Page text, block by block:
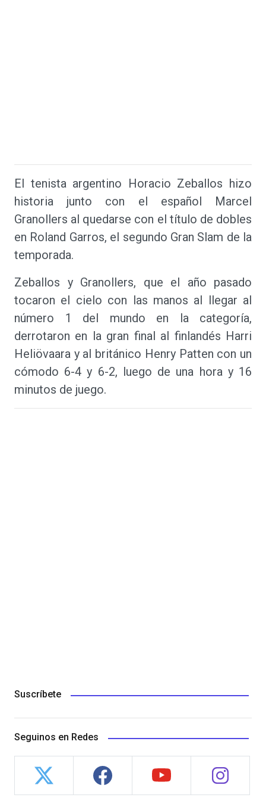
El tenista argentino Horacio Zeballos hizo
historia junto con el español Marcel
Granollers al quedarse con el título de dobles
en Roland Garros, el segundo Gran Slam de la
temporada.
Zeballos y Granollers, que el año pasado
tocaron el cielo con las manos al llegar al
número 1 del mundo en la categoría,
derrotaron en la gran final al finlandés Harri
Heliövaara y al británico Henry Patten con un
cómodo 6-4 y 6-2, luego de una hora y 16
minutos de juego.
Suscríbete
Seguinos en Redes